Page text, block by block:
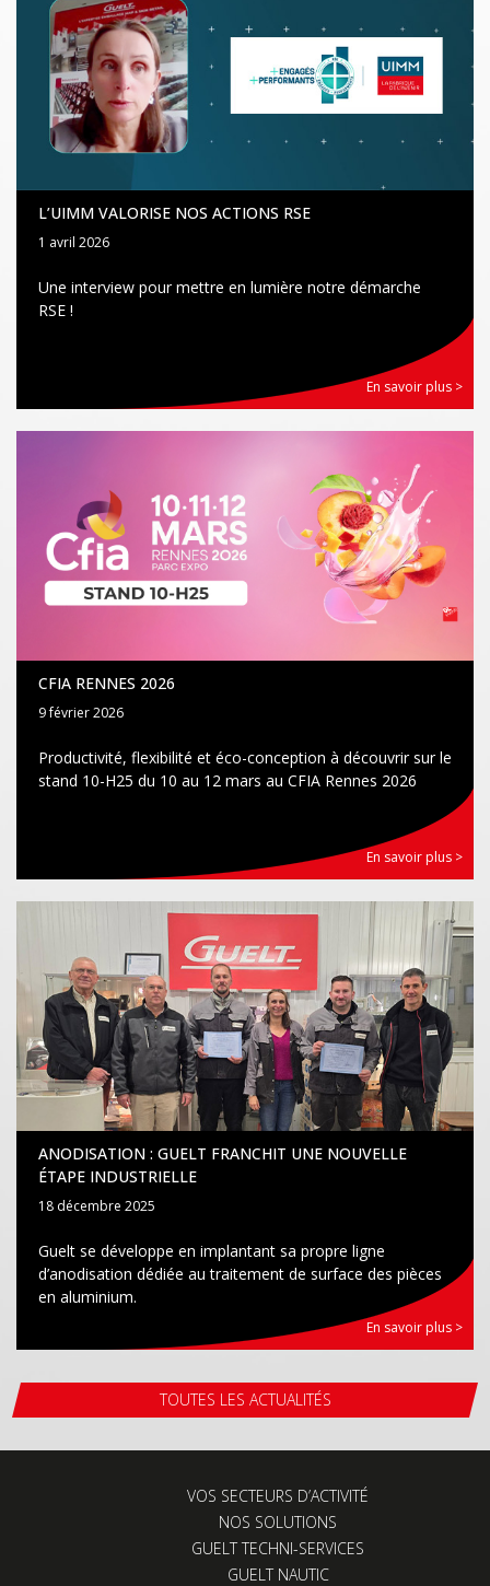
L’UIMM VALORISE NOS ACTIONS RSE
1 avril 2026
Une interview pour mettre en lumière notre démarche
RSE !
En savoir plus >
CFIA RENNES 2026
9 février 2026
Productivité, flexibilité et éco-conception à découvrir sur le
stand 10-H25 du 10 au 12 mars au CFIA Rennes 2026
En savoir plus >
ANODISATION : GUELT FRANCHIT UNE NOUVELLE
ÉTAPE INDUSTRIELLE
18 décembre 2025
Guelt se développe en implantant sa propre ligne
d’anodisation dédiée au traitement de surface des pièces
en aluminium.
En savoir plus >
TOUTES LES ACTUALITÉS
VOS SECTEURS D’ACTIVITÉ
NOS SOLUTIONS
GUELT TECHNI-SERVICES
GUELT NAUTIC